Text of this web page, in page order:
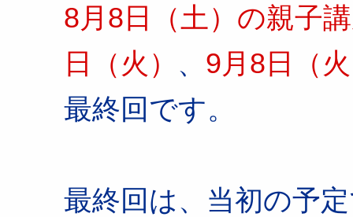
8月8日（土）の親子
日（火） 、 9月8日（
最終回です。
最終回は、当初の予